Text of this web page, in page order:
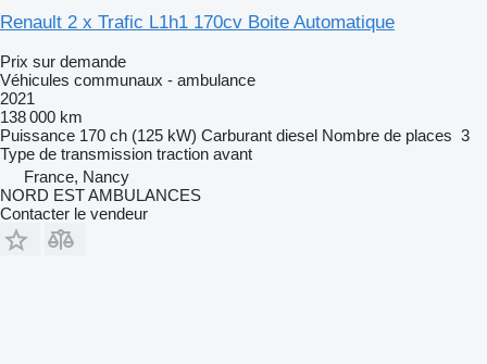
Renault 2 x Trafic L1h1 170cv Boite Automatique
Prix sur demande
Véhicules communaux - ambulance
2021
138 000 km
Puissance 170 ch (125 kW) Carburant diesel Nombre de places 3
Type de transmission traction avant
France, Nancy
NORD EST AMBULANCES
Contacter le vendeur